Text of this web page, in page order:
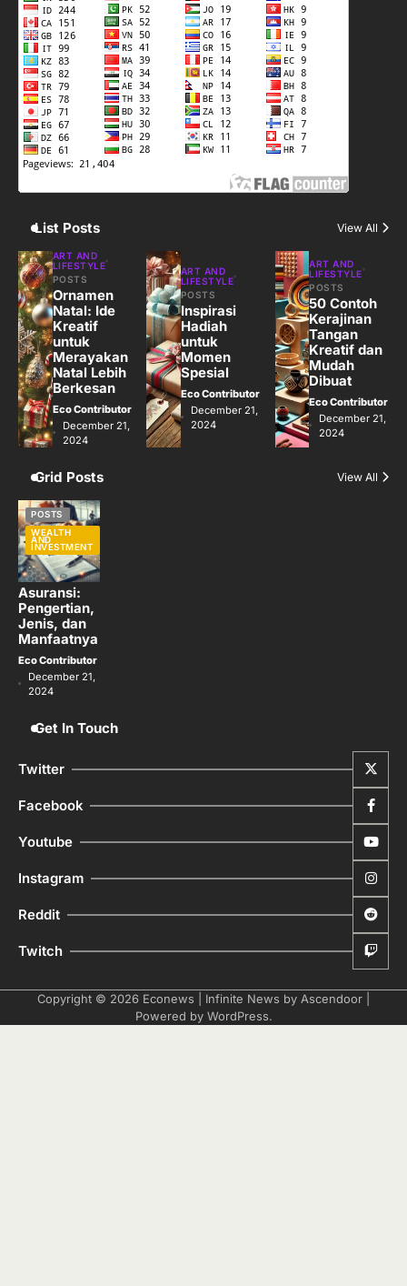
3
Harga Emas Hari Ini: Panduan untuk
Membeli dan Investasi
Eco Contributor
4
Jasa Menulis: Peluang Bisnis Kreatif
5
Jasa Desain: Peluang Usaha Kreatif
di Era Digital
Eco Contributor
List Posts View All
ART AND
LIFESTYLE
POSTS
Ornamen
Natal: Ide
Kreatif
untuk
Merayakan
Natal Lebih
Berkesan
Eco Contributor
December 21,
2024
ART AND
LIFESTYLE
POSTS
Inspirasi
Hadiah
untuk
Momen
Spesial
Eco Contributor
December 21,
2024
ART AND
LIFESTYLE
POSTS
50 Contoh
Kerajinan
Tangan
Kreatif dan
Mudah
Dibuat
Eco Contributor
December 21,
2024
Grid Posts View All
POSTS
WEALTH
AND
INVESTMENT
Asuransi:
Pengertian,
Jenis, dan
Manfaatnya
Eco Contributor
December 21,
2024
Get In Touch
Twitter
Facebook
Youtube
Instagram
Reddit
Twitch
Copyright © 2026 Econews | Infinite News by Ascendoor
Powered by WordPress.